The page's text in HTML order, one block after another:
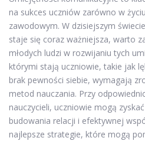
na sukces uczniów zarówno w
zawodowym. W dzisiejszym
staje się coraz ważniejsza, warto
młodych ludzi w rozwijaniu tych
którymi stają uczniowie, takie jak
brak pewności siebie, wymagają
metod nauczania. Przy
nauczycieli, uczniowie mogą
budowania relacji i efektywnej
najlepsze strategie, które mogą